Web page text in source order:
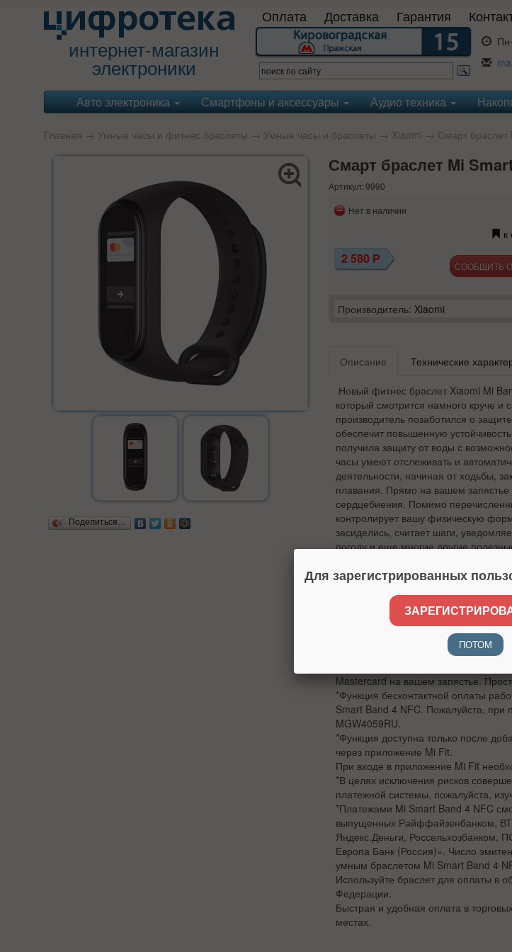
интернет-магазин
электроники
Оплата Доставка Гарантия
Авто электроника Смартфоны и аксессуары Аудио техника
Главная → Умные часы и фитнес браслеты → Умные часы и браслеты → Xiaomi → Смарт браслет
Поделиться…
Смарт браслет Mi
Артикул: 9990
Нет в наличии
к
2 580 Р СООБЩИТЬ
Производитель: Xiaomi
Описание Технические
Новый фитнес браслет Xiaomi Mi
который смотрится намного круче
производитель позаботился о
обеспечит повышенную
получила защиту от воды с
часы умеют отслеживать и
деятельности, начиная от ходьбы,
плавания. Прямо на вашем запястье
сердцебиения. Помимо
контролирует вашу физическую
засиделись, считает шаги,
погоду и еще многие другие
Отличие Mi Band 4 от Mi Band 3 —
ним относятся более 380
осевой акселерометр. Этот
физической активности.
Новый AMOLED-дисплей с
240, яркость 400 нит и
цветной, это никак не повлияло на
всё так же работает до 20 дней.
Mastercard на вашем запястье.
*Функция бесконтактной оплаты
Smart Band 4 NFC. Пожалуйста, при
MGW4059RU.
*Функция доступна только после
через приложение Mi Fit.
При входе в приложение Mi Fit
*В целях исключения рисков
платежной системы, пожалуйста,
*Платежами Mi Smart Band 4 NFC
выпущенных Райффайзенбанком,
Яндекс.Деньги, Россельхозбанком,
Европа Банк (Россия)». Число
умным браслетом Mi Smart Band 4
Используйте браслет для оплаты в
Федерации.
Быстрая и удобная оплата в
местах.
Для зарегистрированных
ПОТОМ